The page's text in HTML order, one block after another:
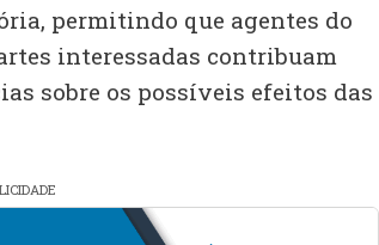
permitindo que agentes do
interessadas contribuam
sobre os possíveis efeitos das